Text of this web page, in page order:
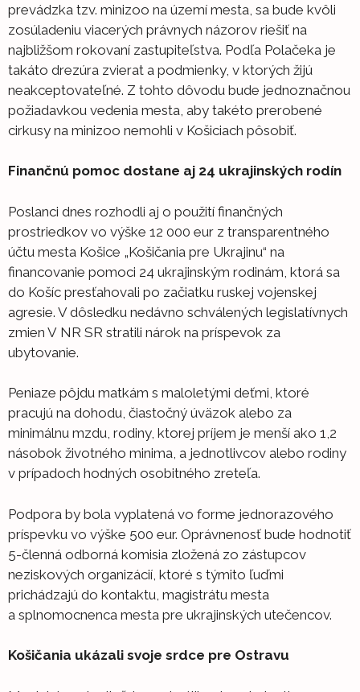
prevádzka tzv. minizoo na území mesta, sa bude kvôli
zosúladeniu viacerých právnych názorov riešiť na
najbližšom rokovaní zastupiteľstva. Podľa Polačeka je
takáto drezúra zvierat a podmienky, v ktorých žijú
neakceptovateľné. Z tohto dôvodu bude jednoznačnou
požiadavkou vedenia mesta, aby takéto prerobené
cirkusy na minizoo nemohli v Košiciach pôsobiť.
Finančnú pomoc dostane aj 24 ukrajinských rodín
Poslanci dnes rozhodli aj o použití finančných
prostriedkov vo výške 12 000 eur z transparentného
účtu mesta Košice „Košičania pre Ukrajinu“ na
financovanie pomoci 24 ukrajinským rodinám, ktorá sa
do Košíc presťahovali po začiatku ruskej vojenskej
agresie. V dôsledku nedávno schválených legislatívnych
zmien V NR SR stratili nárok na príspevok za
ubytovanie.
Peniaze pôjdu matkám s maloletými deťmi, ktoré
pracujú na dohodu, čiastočný úväzok alebo za
minimálnu mzdu, rodiny, ktorej príjem je menší ako 1,2
násobok životného minima, a jednotlivcov alebo rodiny
v prípadoch hodných osobitného zreteľa.
Podpora by bola vyplatená vo forme jednorazového
príspevku vo výške 500 eur. Oprávnenosť bude hodnotiť
5-členná odborná komisia zložená zo zástupcov
neziskových organizácií, ktoré s týmito ľuďmi
prichádzajú do kontaktu, magistrátu mesta
a splnomocnenca mesta pre ukrajinských utečencov.
Košičania ukázali svoje srdce pre Ostravu